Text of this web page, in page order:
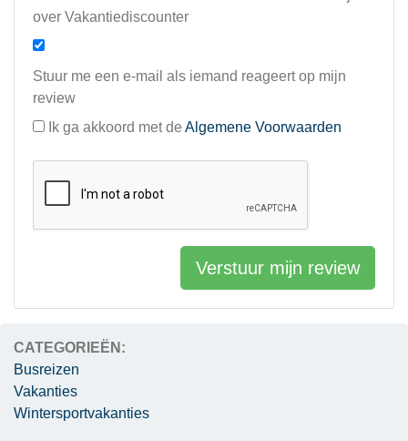
CATEGORIEËN:
Busreizen
Vakanties
Wintersportvakanties
over Vakantiediscounter
Stuur me een e-mail als iemand reageert op mijn
review
Ik ga akkoord met de Algemene Voorwaarden
Verstuur mijn review